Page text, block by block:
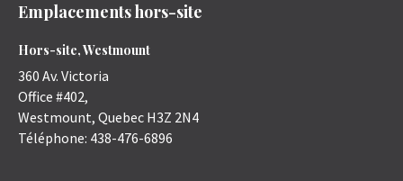
Emplacements hors-site
Hors-site, Westmount
360 Av. Victoria
Office #402,
Westmount, Quebec H3Z 2N4
Téléphone: 438-476-6896